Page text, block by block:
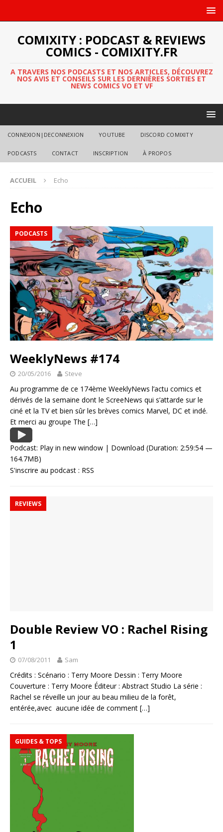
COMIXITY : PODCAST & REVIEWS
COMICS - COMIXITY.FR
A TRAVERS NOS PODCASTS ET NOS ARTICLES, DÉCOUVREZ
NOS AVIS ET CONSEILS SUR LES DERNIÈRES SORTIES ET
NEWS COMICS VO ET VF
CONNEXION|DECONNEXION YOUTUBE DISCORD COMIXITY
PODCASTS CONTACT INSCRIPTION À PROPOS
ACCUEIL Echo
Echo
PODCASTS
WeeklyNews #174
20/05/2016 Steve
Au programme de ce 174ème WeeklyNews l’actu comics et
dérivés de la semaine dont le ScreeNews qui s’attarde sur le
ciné et la TV et bien sûr les brèves comics Marvel, DC et indé.
Et merci au groupe The […]
Podcast: Play in new window | Download (Duration: 2:59:54 —
164.7MB)
S'inscrire au podcast : RSS
REVIEWS
Double Review VO : Rachel Rising
1
07/08/2011 Sam
Crédits : Scénario : Terry Moore Dessin : Terry Moore
Couverture : Terry Moore Éditeur : Abstract Studio La série :
Rachel se réveille un jour au beau milieu de la forêt,
entérée,avec aucune idée de comment […]
GUIDES & TOPS